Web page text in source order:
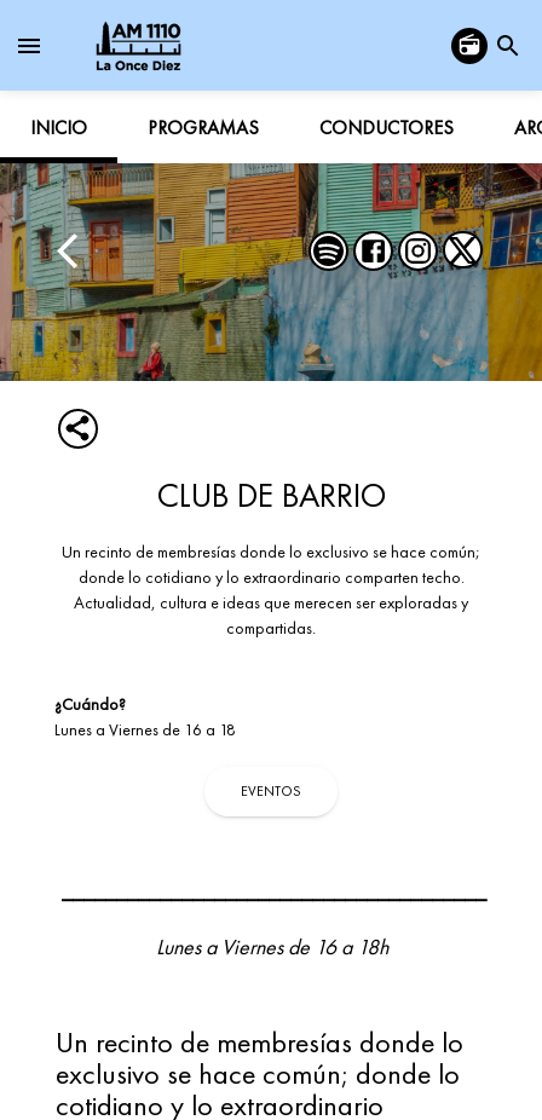
INICIO PROGRAMAS CONDUCTORES
CLUB DE BARRIO
Un recinto de membresías donde lo exclusivo se hace común;
donde lo cotidiano y lo extraordinario comparten techo.
Actualidad, cultura e ideas que merecen ser exploradas y
compartidas.
¿Cuándo?
Lunes a Viernes de 16 a 18
EVENTOS
Lunes a Viernes de 16 a 18h
Un recinto de membresías donde lo
exclusivo se hace común; donde lo
cotidiano y lo extraordinario